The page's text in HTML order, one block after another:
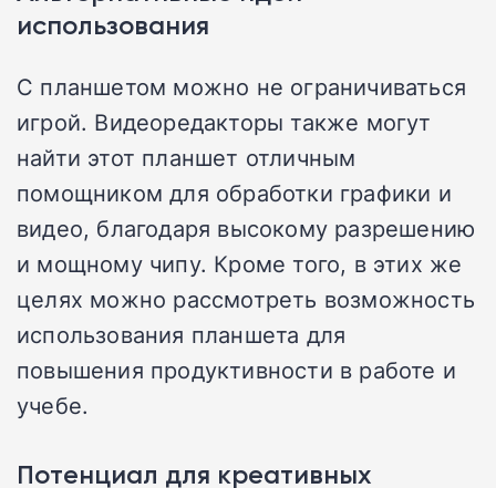
использования
С планшетом можно не ограничиваться
игрой. Видеоредакторы также могут
найти этот планшет отличным
помощником для обработки графики и
видео, благодаря высокому разрешению
и мощному чипу. Кроме того, в этих же
целях можно рассмотреть возможность
использования планшета для
повышения продуктивности в работе и
учебе.
Потенциал для креативных